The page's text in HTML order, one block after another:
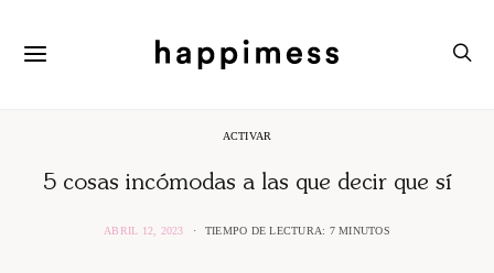
ACTIVAR
5 cosas incómodas a las que decir que sí
ABRIL 12, 2023 TIEMPO DE LECTURA: 7 MINUTOS